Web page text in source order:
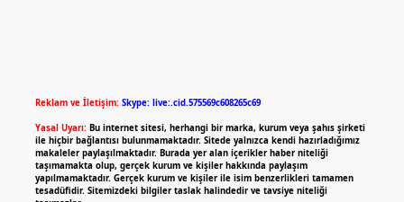
Reklam ve İletişim: Skype: live:.cid.575569c608265c69
Yasal Uyarı: Bu internet sitesi, herhangi bir marka, kurum veya şahıs şirketi
ile hiçbir bağlantısı bulunmamaktadır. Sitede yalnızca kendi hazırladığımız
makaleler paylaşılmaktadır. Burada yer alan içerikler haber niteliği
taşımamakta olup, gerçek kurum ve kişiler hakkında paylaşım
yapılmamaktadır. Gerçek kurum ve kişiler ile isim benzerlikleri tamamen
tesadüfidir. Sitemizdeki bilgiler taslak halindedir ve tavsiye niteliği